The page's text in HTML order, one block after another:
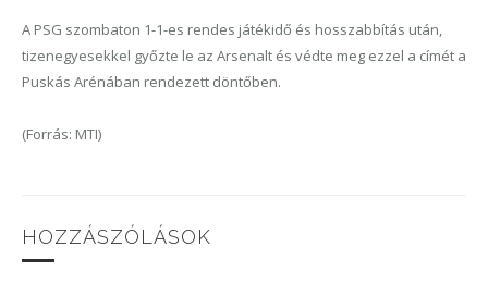
A PSG szombaton 1-1-es rendes játékidő és hosszabbítás után,
tizenegyesekkel győzte le az Arsenalt és védte meg ezzel a címét a
Puskás Arénában rendezett döntőben.
(Forrás: MTI)
HOZZÁSZÓLÁSOK